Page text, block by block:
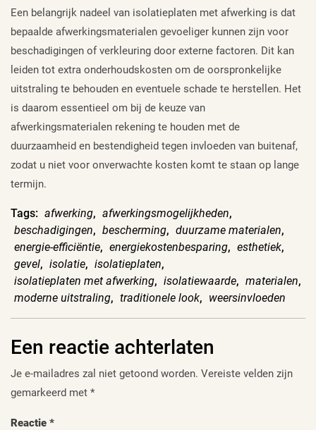
Een belangrijk nadeel van isolatieplaten met afwerking is dat
bepaalde afwerkingsmaterialen gevoeliger kunnen zijn voor
beschadigingen of verkleuring door externe factoren. Dit kan
leiden tot extra onderhoudskosten om de oorspronkelijke
uitstraling te behouden en eventuele schade te herstellen. Het
is daarom essentieel om bij de keuze van
afwerkingsmaterialen rekening te houden met de
duurzaamheid en bestendigheid tegen invloeden van buitenaf,
zodat u niet voor onverwachte kosten komt te staan op lange
termijn.
Tags: afwerking, afwerkingsmogelijkheden,
beschadigingen, bescherming, duurzame materialen,
energie-efficiëntie, energiekostenbesparing, esthetiek,
gevel, isolatie, isolatieplaten,
isolatieplaten met afwerking, isolatiewaarde, materialen,
moderne uitstraling, traditionele look, weersinvloeden
Een reactie achterlaten
Je e-mailadres zal niet getoond worden. Vereiste velden zijn
gemarkeerd met *
Reactie *